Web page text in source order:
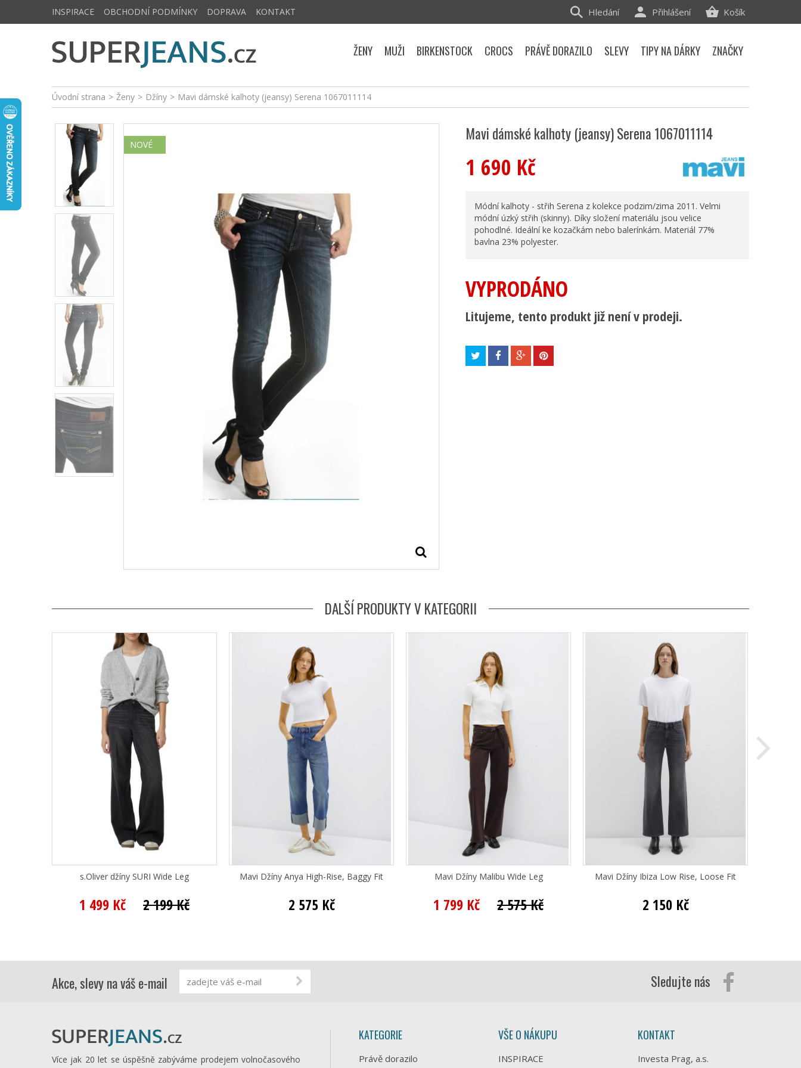
Úvodní strana > Ženy > Džíny > Mavi dámské kalhoty (jeansy) Serena 1067011114
NOVÉ
Mavi dámské kalhoty (jeansy) Serena 1067011114
1 690 Kč
Módní kalhoty - střih Serena z kolekce podzim/zima 2011. Velmi
módní úzký střih (skinny). Díky složení materiálu jsou velice
pohodlné. Ideální ke kozačkám nebo balerínkám. Materiál 77%
bavlna 23% polyester.
VYPRODÁNO
Litujeme, tento produkt již není v prodeji.
DALŠÍ PRODUKTY V KATEGORII
s.Oliver džíny SURI Wide Leg
1 499 Kč 2 199 Kč
Mavi Džíny Anya High-Rise, Baggy Fit
2 575 Kč
Mavi Džíny Malibu Wide Leg
1 799 Kč 2 575 Kč
Mavi Džíny Ibiza Low Rise, Loose Fit
2 150 Kč
INSPIRACE OBCHODNÍ PODMÍNKY DOPRAVA KONTAKT Košík
Přihlášení
Hledání
ŽENY MUŽI BIRKENSTOCK CROCS PRÁVĚ DORAZILO SLEVY TIPY NA DÁRKY ZNAČKY
Akce, slevy na váš e-mail Sledujte nás
Více jak 20 let se úspěšně zabýváme prodejem volnočasového
KATEGORIE
Právě dorazilo
VŠE O NÁKUPU
INSPIRACE
KONTAKT
Investa Prag, a.s.